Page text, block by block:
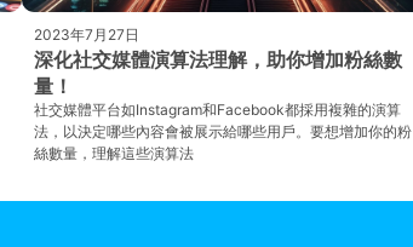
2023年7月27日
深化社交媒體演算法理解，助你增加粉絲數
量！
社交媒體平台如Instagram和Facebook都採用複雜的演算
法，以決定哪些內容會被展示給哪些用戶。要想增加你的粉
絲數量，理解這些演算法